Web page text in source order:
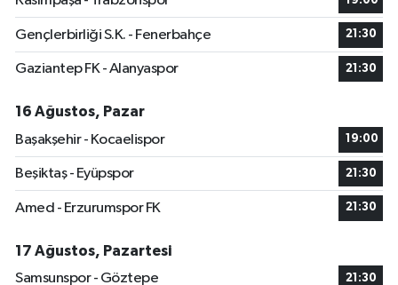
Gençlerbirliği S.K. - Fenerbahçe 21:30
Gaziantep FK - Alanyaspor 21:30
16 Ağustos, Pazar
Başakşehir - Kocaelispor
19:00
Beşiktaş - Eyüpspor 21:30
Amed - Erzurumspor FK 21:30
17 Ağustos, Pazartesi
Samsunspor - Göztepe
21:30